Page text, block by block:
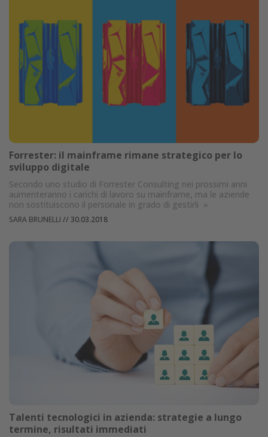
Forrester: il mainframe rimane strategico per lo
sviluppo digitale
Secondo uno studio di Forrester Consulting nei prossimi anni
aumenteranno i carichi di lavoro su mainframe, ma le aziende
non sostituiscono il personale in grado di gestirli »
SARA BRUNELLI // 30.03.2018
Talenti tecnologici in azienda: strategie a lungo
termine, risultati immediati